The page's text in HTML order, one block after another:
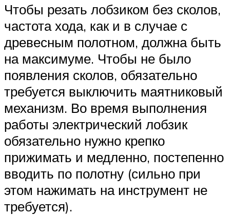
Чтобы резать лобзиком без сколов,
частота хода, как и в случае с
древесным полотном, должна быть
на максимуме. Чтобы не было
появления сколов, обязательно
требуется выключить маятниковый
механизм. Во время выполнения
работы электрический лобзик
обязательно нужно крепко
прижимать и медленно, постепенно
вводить по полотну (сильно при
этом нажимать на инструмент не
требуется).